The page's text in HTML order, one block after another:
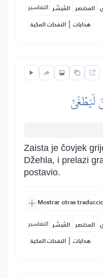
التفاسير: المُيسَّر المختصر
النفحات المكية | هدايات
لَيَطۡغَىٰٓ
Zaista je čovjek
Džehla, i prelazi
postavio.
Mostrar otras
التفاسير: المُيسَّر المختصر
النفحات المكية | هدايات